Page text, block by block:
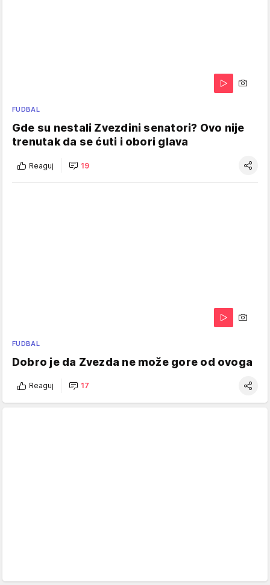
FUDBAL
Gde su nestali Zvezdini senatori? Ovo nije
trenutak da se ćuti i obori glava
Reaguj 19
FUDBAL
Dobro je da Zvezda ne može gore od ovoga
Reaguj 17